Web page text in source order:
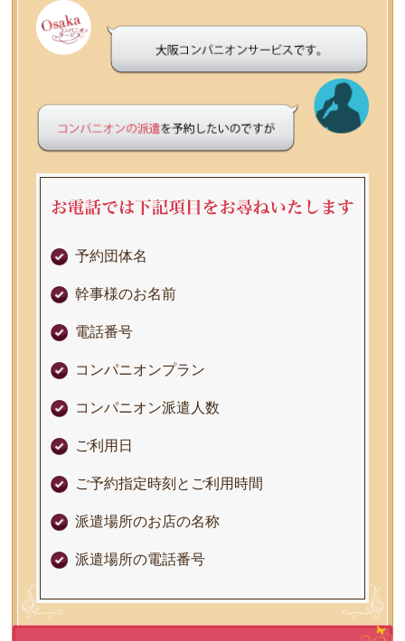
予約団体名
幹事様のお名前
電話番号
コンパニオンプラン
コンパニオン派遣人数
ご利用日
ご予約指定時刻とご利用時間
派遣場所のお店の名称
派遣場所の電話番号